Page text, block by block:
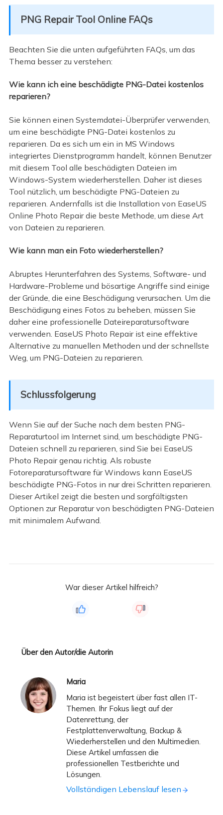
PNG Repair Tool Online FAQs
Beachten Sie die unten aufgeführten FAQs, um das
Thema besser zu verstehen:
Wie kann ich eine beschädigte PNG-Datei kostenlos
reparieren?
Sie können einen Systemdatei-Überprüfer verwenden,
um eine beschädigte PNG-Datei kostenlos zu
reparieren. Da es sich um ein in MS Windows
integriertes Dienstprogramm handelt, können Benutzer
mit diesem Tool alle beschädigten Dateien im
Windows-System wiederherstellen. Daher ist dieses
Tool nützlich, um beschädigte PNG-Dateien zu
reparieren. Andernfalls ist die Installation von EaseUS
Online Photo Repair die beste Methode, um diese Art
von Dateien zu reparieren.
Wie kann man ein Foto wiederherstellen?
Abruptes Herunterfahren des Systems, Software- und
Hardware-Probleme und bösartige Angriffe sind einige
der Gründe, die eine Beschädigung verursachen. Um die
Beschädigung eines Fotos zu beheben, müssen Sie
daher eine professionelle Dateireparatursoftware
verwenden. EaseUS Photo Repair ist eine effektive
Alternative zu manuellen Methoden und der schnellste
Weg, um PNG-Dateien zu reparieren.
Schlussfolgerung
Wenn Sie auf der Suche nach dem besten PNG-
Reparaturtool im Internet sind, um beschädigte PNG-
Dateien schnell zu reparieren, sind Sie bei EaseUS
Photo Repair genau richtig. Als robuste
Fotoreparatursoftware für Windows kann EaseUS
beschädigte PNG-Fotos in nur drei Schritten reparieren.
Dieser Artikel zeigt die besten und sorgfältigsten
Optionen zur Reparatur von beschädigten PNG-Dateien
mit minimalem Aufwand.
War dieser Artikel hilfreich?
Über den Autor/die Autorin
Maria
Maria ist begeistert über fast allen IT-
Themen. Ihr Fokus liegt auf der
Datenrettung, der
Festplattenverwaltung, Backup &
Wiederherstellen und den Multimedien.
Diese Artikel umfassen die
professionellen Testberichte und
Lösungen.
Vollständigen Lebenslauf lesen